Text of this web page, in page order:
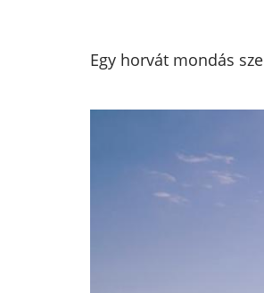
Egy horvát mondás